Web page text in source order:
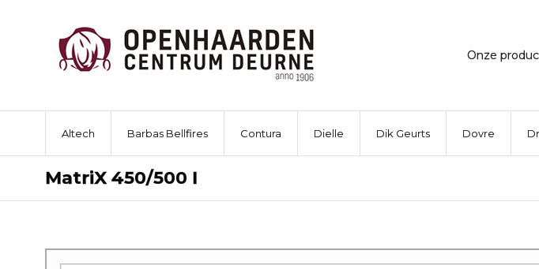
Onze
Altech Barbas Bellfires Contura Dielle Dik Geurts Dovre
MatriX 450/500 I